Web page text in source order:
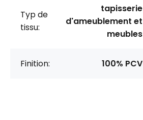
Typ de
tissu:
tapisserie
d'ameublement et
meubles
Finition: 100% PCV